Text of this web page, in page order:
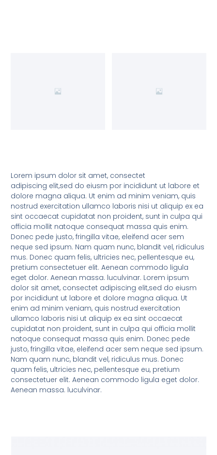
Lorem ipsum dolor sit amet, consectet
adipiscing elit,sed do eiusm por incididunt ut labore et
dolore magna aliqua. Ut enim ad minim veniam, quis
nostrud exercitation ullamco laboris nisi ut aliquip ex ea
sint occaecat cupidatat non proident, sunt in culpa qui
officia mollit natoque consequat massa quis enim.
Donec pede justo, fringilla vitae, eleifend acer sem
neque sed ipsum. Nam quam nunc, blandit vel, ridiculus
mus. Donec quam felis, ultricies nec, pellentesque eu,
pretium consectetuer elit. Aenean commodo ligula
eget dolor. Aenean massa. luculvinar. Lorem ipsum
dolor sit amet, consectet adipiscing elit,sed do eiusm
por incididunt ut labore et dolore magna aliqua. Ut
enim ad minim veniam, quis nostrud exercitation
ullamco laboris nisi ut aliquip ex ea sint occaecat
cupidatat non proident, sunt in culpa qui officia mollit
natoque consequat massa quis enim. Donec pede
justo, fringilla vitae, eleifend acer sem neque sed ipsum.
Nam quam nunc, blandit vel, ridiculus mus. Donec
quam felis, ultricies nec, pellentesque eu, pretium
consectetuer elit. Aenean commodo ligula eget dolor.
Aenean massa. luculvinar.